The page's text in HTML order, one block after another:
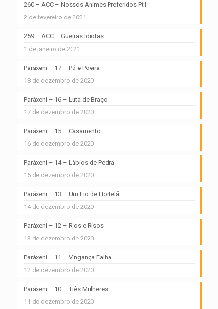
260 – ACC – Nossos Animes Preferidos Pt1
2 de fevereiro de 2021
259 – ACC – Guerras Idiotas
1 de janeiro de 2021
Paráxeni – 17 – Pó e Poeira
18 de dezembro de 2020
Paráxeni – 16 – Luta de Braço
17 de dezembro de 2020
Paráxeni – 15 – Casamento
16 de dezembro de 2020
Paráxeni – 14 – Lábios de Pedra
15 de dezembro de 2020
Paráxeni – 13 – Um Fio de Hortelã
14 de dezembro de 2020
Paráxeni – 12 – Rios e Risos
13 de dezembro de 2020
Paráxeni – 11 – Vingança Falha
12 de dezembro de 2020
Paráxeni – 10 – Três Mulheres
11 de dezembro de 2020